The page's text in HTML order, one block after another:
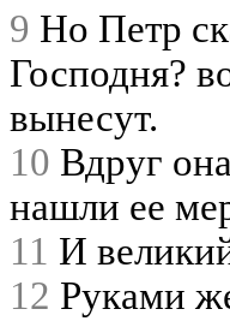
9 Но Петр
Господня?
вынесут.
10 Вдруг
нашли ее
11 И
12 Руками